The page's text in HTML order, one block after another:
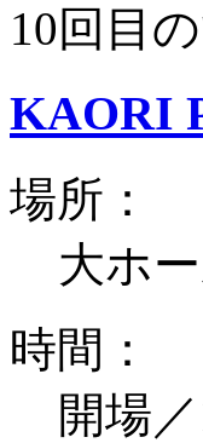
10回目
KAORI
場所：
大ホ
時間：
開場